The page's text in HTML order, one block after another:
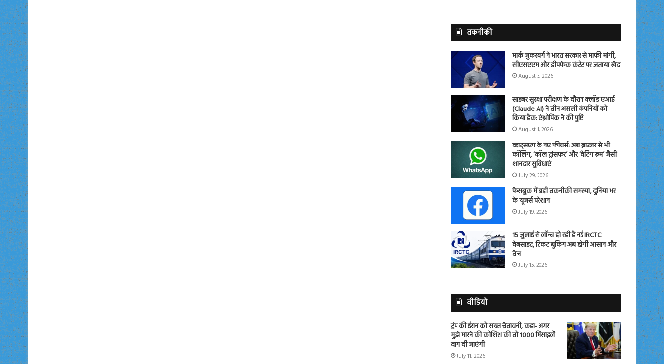
तकनीकी
मार्क जुकरबर्ग ने भारत सरकार से माफी मांगी,
सीएसएएम और डीपफेक कंटेंट पर जताया खेद
August 5, 2026
साइबर सुरक्षा परीक्षण के दौरान क्लॉड एआई
(Claude AI) ने तीन असली कंपनियों को
किया हैक: एंथ्रोपिक ने की पुष्टि
August 1, 2026
व्हाट्सएप के नए फीचर्स: अब ब्राउजर से भी
कॉलिंग, ‘कॉल ट्रांसफर’ और ‘वेटिंग रूम’ जैसी
शानदार सुविधाएं
July 29, 2026
फेसबुक में बड़ी तकनीकी समस्या, दुनिया भर
के यूजर्स परेशान
July 19, 2026
15 जुलाई से लॉन्च हो रही है नई IRCTC
वेबसाइट, टिकट बुकिंग अब होगी आसान और
तेज
July 15, 2026
वीडियो
ट्रंप की ईरान को सख्त चेतावनी, कहा- अगर
मुझे मारने की कोशिश की तो 1000 मिसाइलें
दाग दी जाएंगी
July 11, 2026